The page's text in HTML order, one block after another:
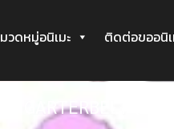
วดหมู่อนิเมะ ติดต่อขออนิเ
GARTERBELT